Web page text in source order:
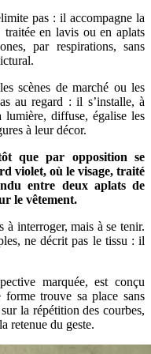
pas : il accompagne la
en lavis ou en aplats
par respirations, sans
scènes de marché ou les
au regard : il s’installe, à
lumière, diffuse, égalise les
à leur décor.
que par opposition se
violet, où le visage, traité
entre deux aplats de
le vêtement.
à interroger, mais à se tenir.
ne décrit pas le tissu : il
marquée, est conçu
trouve sa place sans
la répétition des courbes,
retenue du geste.